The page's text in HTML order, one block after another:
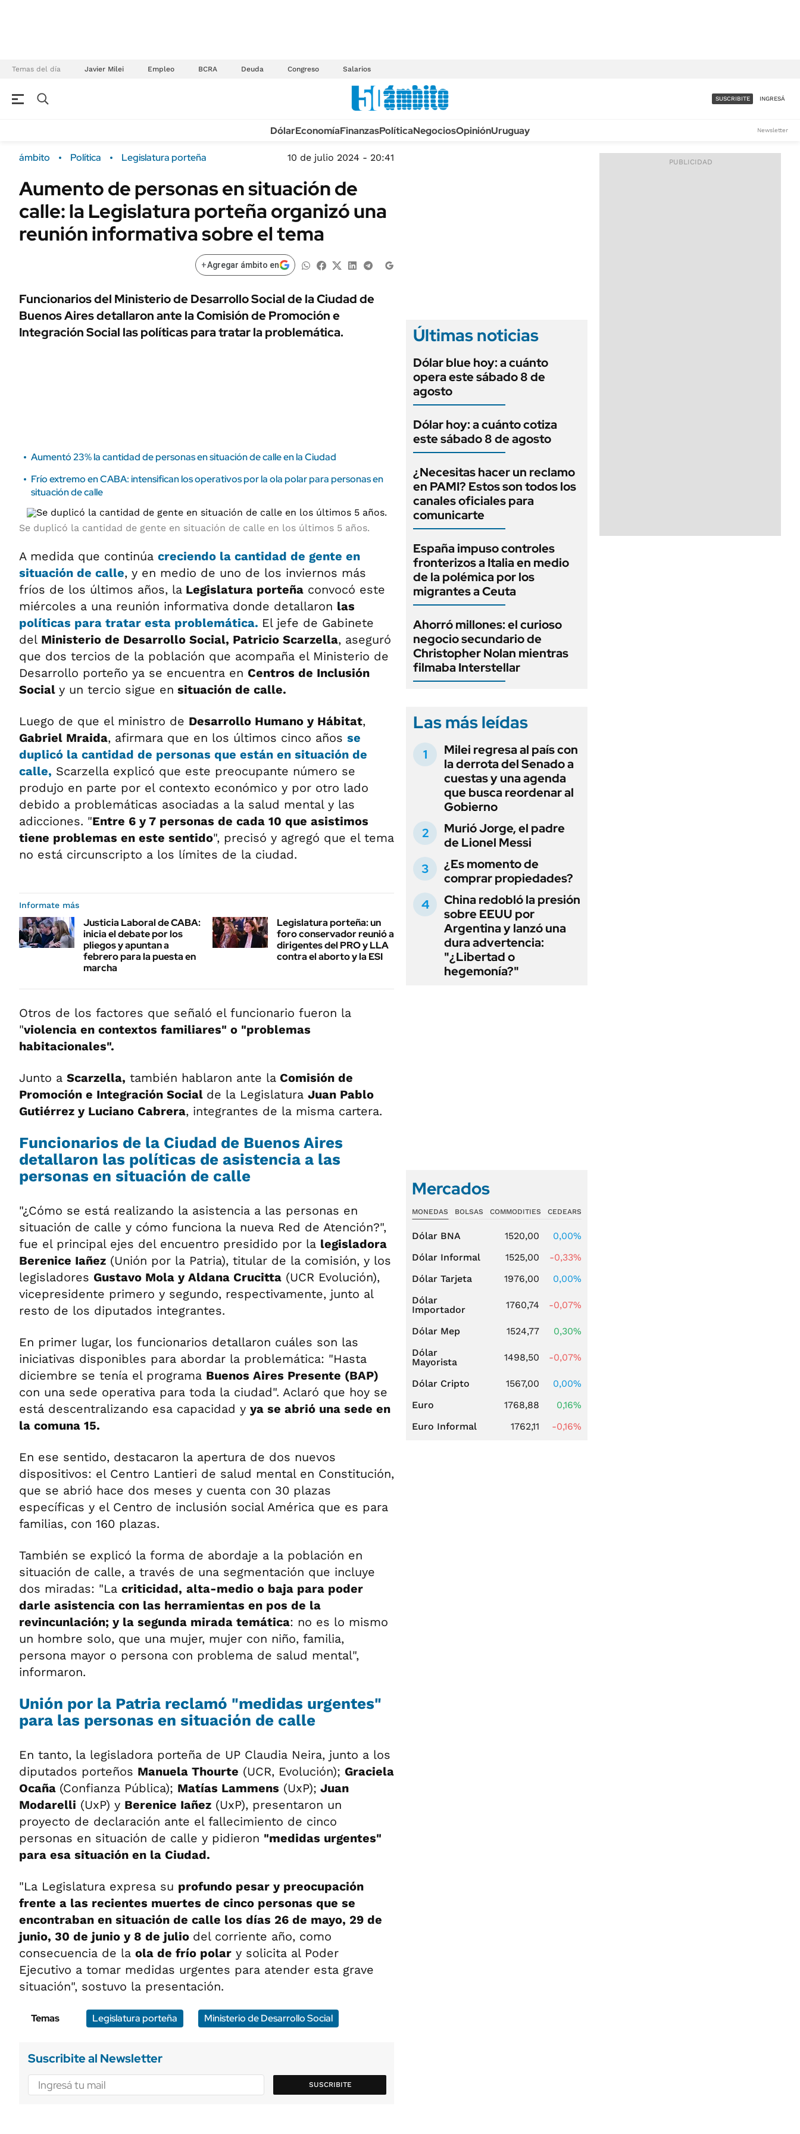
Temas del día Javier Milei Empleo BCRA Deuda Congreso Salarios
Campo
FINANZAS
Dólar
Real Estate
Sustentabilidad
ENERGY REPORT
POLÍTICA
URUGUAY
TECNOLOGÍA
MÉXICO
MUNDO
INFORMACIÓN GENERAL
ESPECTÁCULOS
AUTOS
ACCESO FULL - $1.800/MES
SUSCRIBITE INGRESÁ
DólarEconomíaFinanzasPolíticaNegociosOpiniónUruguay Newsletter
ámbito Política Legislatura porteña 10 de julio 2024 - 20:41
Aumento de personas en situación de
calle: la Legislatura porteña organizó una
reunión informativa sobre el tema
+Agregar ámbito en
Funcionarios del Ministerio de Desarrollo Social de la Ciudad de
Buenos Aires detallaron ante la Comisión de Promoción e
Integración Social las políticas para tratar la problemática.
Aumentó 23% la cantidad de personas en situación de calle en la Ciudad
Frío extremo en CABA: intensifican los operativos por la ola polar para personas en
situación de calle
Se duplicó la cantidad de gente en situación de calle en los últimos 5 años.
A medida que continúa creciendo la cantidad de gente en
situación de calle, y en medio de uno de los inviernos más
fríos de los últimos años, la Legislatura porteña convocó este
miércoles a una reunión informativa donde detallaron las
políticas para tratar esta problemática. El jefe de Gabinete
del Ministerio de Desarrollo Social, Patricio Scarzella, aseguró
que dos tercios de la población que acompaña el Ministerio de
Desarrollo porteño ya se encuentra en Centros de Inclusión
Social y un tercio sigue en situación de calle.
Luego de que el ministro de Desarrollo Humano y Hábitat,
Gabriel Mraida, afirmara que en los últimos cinco años se
duplicó la cantidad de personas que están en situación de
calle, Scarzella explicó que este preocupante número se
produjo en parte por el contexto económico y por otro lado
debido a problemáticas asociadas a la salud mental y las
adicciones. "Entre 6 y 7 personas de cada 10 que asistimos
tiene problemas en este sentido", precisó y agregó que el tema
no está circunscripto a los límites de la ciudad.
Informate más
Justicia Laboral de CABA:
inicia el debate por los
pliegos y apuntan a
febrero para la puesta en
marcha
Legislatura porteña: un
foro conservador reunió a
dirigentes del PRO y LLA
contra el aborto y la ESI
Otros de los factores que señaló el funcionario fueron la
"violencia en contextos familiares" o "problemas
habitacionales".
Junto a Scarzella, también hablaron ante la Comisión de
Promoción e Integración Social de la Legislatura Juan Pablo
Gutiérrez y Luciano Cabrera, integrantes de la misma cartera.
Funcionarios de la Ciudad de Buenos Aires
detallaron las políticas de asistencia a las
personas en situación de calle
"¿Cómo se está realizando la asistencia a las personas en
situación de calle y cómo funciona la nueva Red de Atención?",
fue el principal ejes del encuentro presidido por la legisladora
Berenice Iañez (Unión por la Patria), titular de la comisión, y los
legisladores Gustavo Mola y Aldana Crucitta (UCR Evolución),
vicepresidente primero y segundo, respectivamente, junto al
resto de los diputados integrantes.
En primer lugar, los funcionarios detallaron cuáles son las
iniciativas disponibles para abordar la problemática: "Hasta
diciembre se tenía el programa Buenos Aires Presente (BAP)
con una sede operativa para toda la ciudad". Aclaró que hoy se
está descentralizando esa capacidad y ya se abrió una sede en
la comuna 15.
En ese sentido, destacaron la apertura de dos nuevos
dispositivos: el Centro Lantieri de salud mental en Constitución,
que se abrió hace dos meses y cuenta con 30 plazas
específicas y el Centro de inclusión social América que es para
familias, con 160 plazas.
También se explicó la forma de abordaje a la población en
situación de calle, a través de una segmentación que incluye
dos miradas: "La criticidad, alta-medio o baja para poder
darle asistencia con las herramientas en pos de la
revincunlación; y la segunda mirada temática: no es lo mismo
un hombre solo, que una mujer, mujer con niño, familia,
persona mayor o persona con problema de salud mental",
informaron.
Unión por la Patria reclamó "medidas urgentes"
para las personas en situación de calle
En tanto, la legisladora porteña de UP Claudia Neira, junto a los
diputados porteños Manuela Thourte (UCR, Evolución); Graciela
Ocaña (Confianza Pública); Matías Lammens (UxP); Juan
Modarelli (UxP) y Berenice Iañez (UxP), presentaron un
proyecto de declaración ante el fallecimiento de cinco
personas en situación de calle y pidieron "medidas urgentes"
para esa situación en la Ciudad.
"La Legislatura expresa su profundo pesar y preocupación
frente a las recientes muertes de cinco personas que se
encontraban en situación de calle los días 26 de mayo, 29 de
junio, 30 de junio y 8 de julio del corriente año, como
consecuencia de la ola de frío polar y solicita al Poder
Ejecutivo a tomar medidas urgentes para atender esta grave
situación", sostuvo la presentación.
Temas Legislatura porteña Ministerio de Desarrollo Social
Suscribite al Newsletter
SUSCRIBITE
Últimas noticias
Dólar blue hoy: a cuánto
opera este sábado 8 de
agosto
Dólar hoy: a cuánto cotiza
este sábado 8 de agosto
¿Necesitas hacer un reclamo
en PAMI? Estos son todos los
canales oficiales para
comunicarte
España impuso controles
fronterizos a Italia en medio
de la polémica por los
migrantes a Ceuta
Ahorró millones: el curioso
negocio secundario de
Christopher Nolan mientras
filmaba Interstellar
Las más leídas
Milei regresa al país con
la derrota del Senado a
cuestas y una agenda
que busca reordenar al
Gobierno
Murió Jorge, el padre
de Lionel Messi
¿Es momento de
comprar propiedades?
China redobló la presión
sobre EEUU por
Argentina y lanzó una
dura advertencia:
"¿Libertad o
hegemonía?"
Mercados
MONEDAS BOLSAS COMMODITIES CEDEARS
Dólar BNA 1520,00
0,00%
Dólar Informal
1525,00
-0,33%
Dólar Tarjeta
1976,00
0,00%
Dólar
Importador
1760,74 -0,07%
Dólar Mep 1524,77
0,30%
Dólar
Mayorista
1498,50 -0,07%
Dólar Cripto 1567,00
0,00%
Euro
1768,88
0,16%
Euro Informal
1762,11 -0,16%